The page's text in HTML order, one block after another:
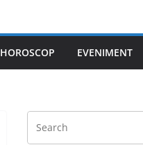
HOROSCOP EVENIMENT